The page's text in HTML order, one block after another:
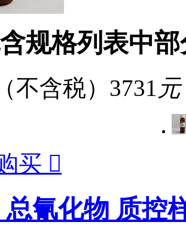
规格列表中
不含税） 3731 元
买 
氰化物 质控